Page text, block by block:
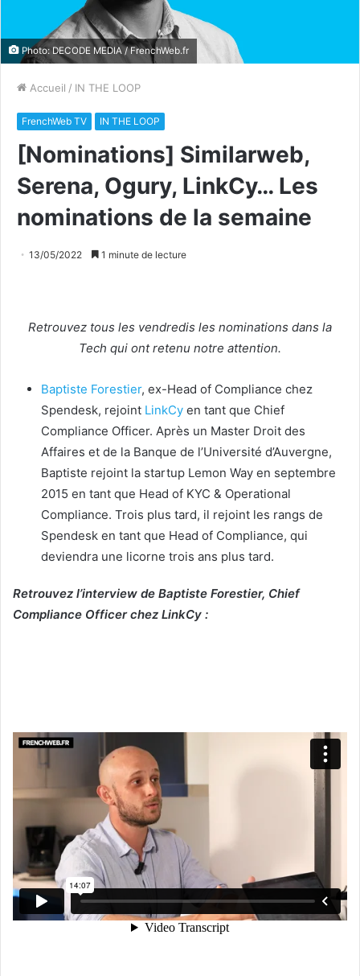
Photo: DECODE MEDIA / FrenchWeb.fr
Accueil / IN THE LOOP
FrenchWeb TV IN THE LOOP
[Nominations] Similarweb,
Serena, Ogury, LinkCy… Les
nominations de la semaine
13/05/2022 1 minute de lecture
Retrouvez tous les vendredis les nominations dans la
Tech qui ont retenu notre attention.
Baptiste Forestier, ex-Head of Compliance chez
Spendesk, rejoint LinkCy en tant que Chief
Compliance Officer. Après un Master Droit des
Affaires et de la Banque de l’Université d’Auvergne,
Baptiste rejoint la startup Lemon Way en septembre
2015 en tant que Head of KYC & Operational
Compliance. Trois plus tard, il rejoint les rangs de
Spendesk en tant que Head of Compliance, qui
deviendra une licorne trois ans plus tard.
Retrouvez l’interview de Baptiste Forestier, Chief
Compliance Officer chez LinkCy :